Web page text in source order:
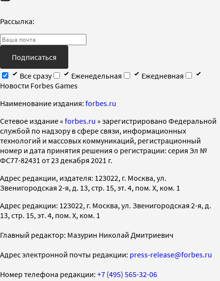
Рассылка:
Подписаться
Все сразу
Еженедельная
Ежедневная
Новости Forbes Games
Наименование издания: forbes.ru
Cетевое издание « forbes.ru » зарегистрировано Федеральной
службой по надзору в сфере связи, информационных
технологий и массовых коммуникаций, регистрационный
номер и дата принятия решения о регистрации: серия Эл №
ФС77-82431 от 23 декабря 2021 г.
Адрес редакции, издателя: 123022, г. Москва, ул.
Звенигородская 2-я, д. 13, стр. 15, эт. 4, пом. X, ком. 1
Адрес редакции: 123022, г. Москва, ул. Звенигородская 2-я, д.
13, стр. 15, эт. 4, пом. X, ком. 1
Главный редактор: Мазурин Николай Дмитриевич
Адрес электронной почты редакции: press-release@forbes.ru
Номер телефона редакции: +7 (495) 565-32-06